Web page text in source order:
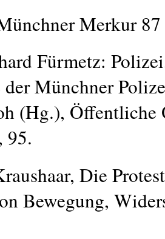
Merkur
Fürmetz:
der Münchner
(Hg.), Öffentliche
95.
Die
Bewegung,